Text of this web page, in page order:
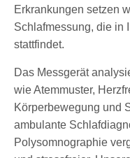
Erkrankungen setzen
Schlafmessung, die in
stattfindet.
Das Messgerät
wie Atemmuster,
Körperbewegung und
ambulante
Polysomnographie